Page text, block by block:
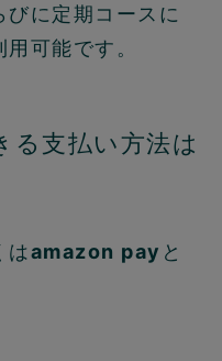
に定期コースに
可能です。
る支払い方法は
はamazon pay と